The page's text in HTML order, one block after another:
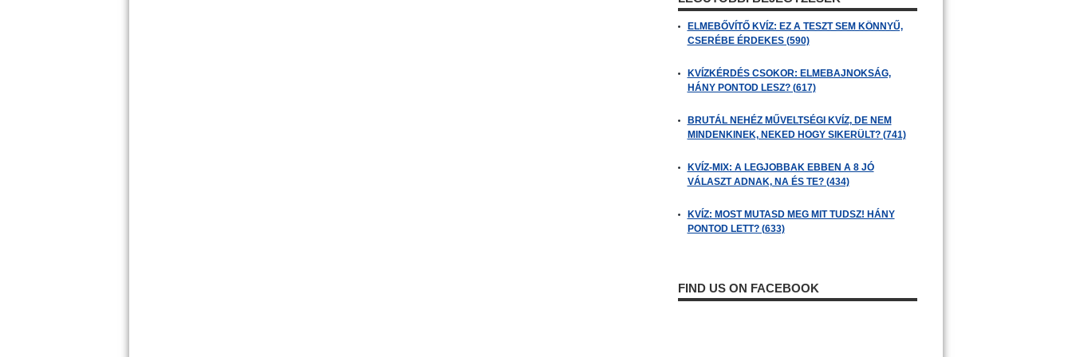
ELMEBŐVÍTŐ KVÍZ: EZ A TESZT SEM KÖNNYŰ,
CSERÉBE ÉRDEKES (590)
KVÍZKÉRDÉS CSOKOR: ELMEBAJNOKSÁG,
HÁNY PONTOD LESZ? (617)
BRUTÁL NEHÉZ MŰVELTSÉGI KVÍZ, DE NEM
MINDENKINEK, NEKED HOGY SIKERÜLT? (741)
KVÍZ-MIX: A LEGJOBBAK EBBEN A 8 JÓ
VÁLASZT ADNAK, NA ÉS TE? (434)
KVÍZ: MOST MUTASD MEG MIT TUDSZ! HÁNY
PONTOD LETT? (633)
FIND US ON FACEBOOK